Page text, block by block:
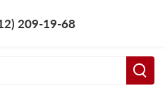
209-19-68